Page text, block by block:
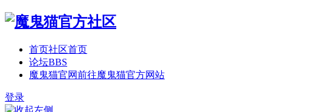
首页社区首页
论坛BBS
魔鬼猫官网前往魔鬼猫官方网站
登录